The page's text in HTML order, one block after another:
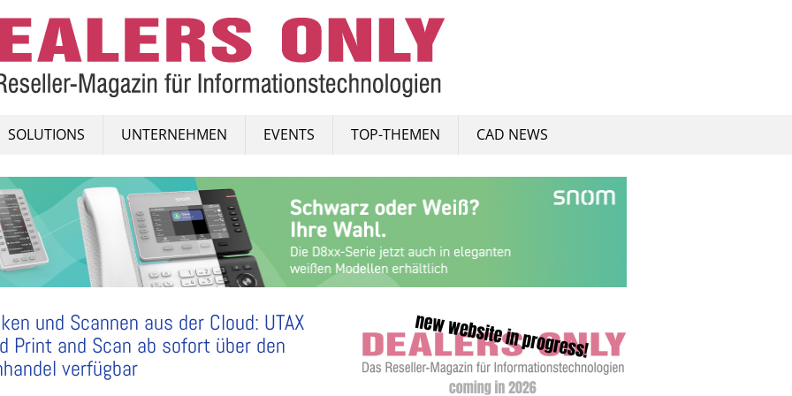
SOLUTIONS UNTERNEHMEN EVENTS TOP-THEMEN CAD NEWS
und Scannen aus der Cloud: UTAX
Print and Scan ab sofort über den
verfügbar